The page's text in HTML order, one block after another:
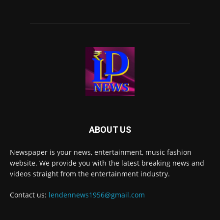
ABOUT US
Newspaper is your news, entertainment, music fashion
website. We provide you with the latest breaking news and
videos straight from the entertainment industry.
Contact us: lendennews1956@gmail.com